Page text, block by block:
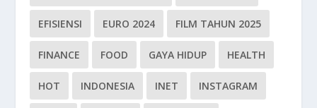
EFISIENSI EURO 2024 FILM TAHUN 2025
FINANCE FOOD GAYA HIDUP HEALTH
HOT INDONESIA INET INSTAGRAM